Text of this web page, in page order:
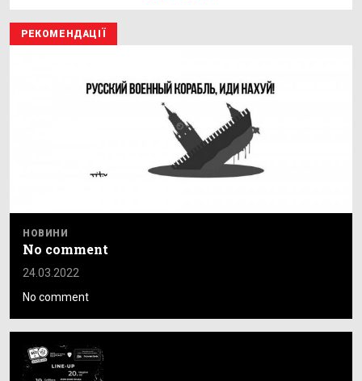
РЕКОМЕНДАЦІЇ
НОВИНИ
No comment
24.03.2022
No comment